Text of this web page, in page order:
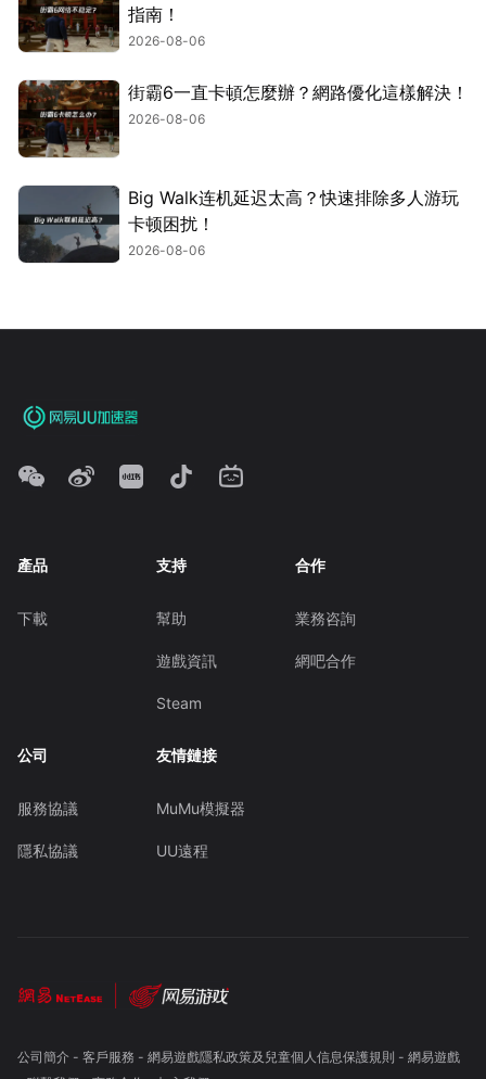
指南！
2026-08-06
街霸6一直卡頓怎麼辦？網路優化這樣解決！
2026-08-06
Big Walk连机延迟太高？快速排除多人游玩
卡顿困扰！
2026-08-06
產品
下載
支持
幫助
遊戲資訊
Steam
合作
業務咨詢
網吧合作
公司
服務協議
隱私協議
友情鏈接
MuMu模擬器
UU遠程
公司簡介- 客戶服務 - 網易遊戲隱私政策及兒童個人信息保護規則 - 網易遊戲